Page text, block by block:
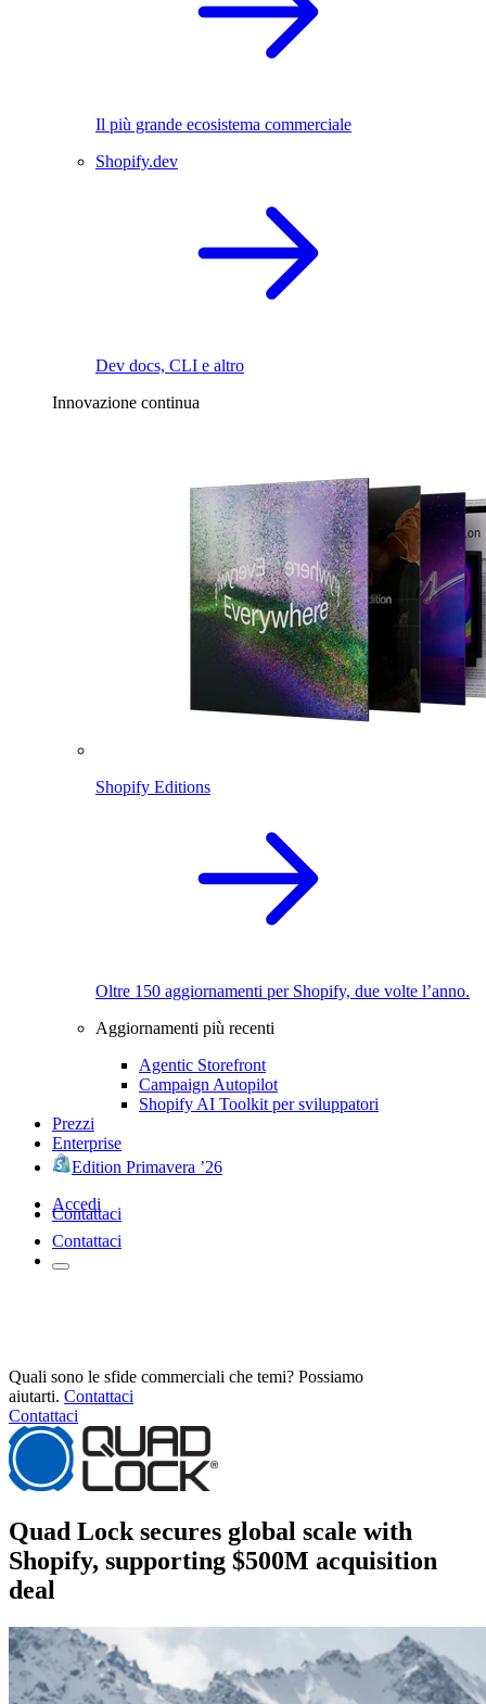
Il più grande ecosistema commerciale
Shopify.dev
Dev docs, CLI e altro
Innovazione continua
Shopify Editions
Oltre 150 aggiornamenti per Shopify, due volte l’anno.
Aggiornamenti più recenti
Agentic Storefront
Campaign Autopilot
Shopify AI Toolkit per sviluppatori
Prezzi
Enterprise
Edition Primavera ’26
Accedi
Contattaci
Contattaci
Quali sono le sfide commerciali che temi? Possiamo
aiutarti. Contattaci
Contattaci
Quad Lock secures global scale with
Shopify, supporting $500M acquisition
deal